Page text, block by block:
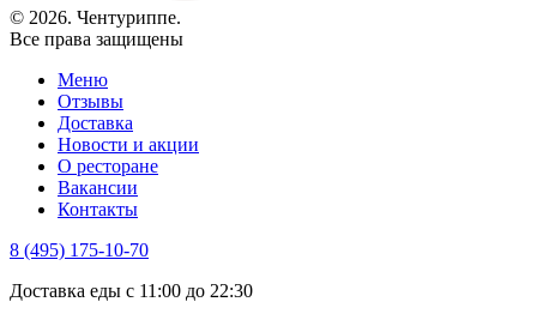
© 2026. Чентуриппе.
Все права защищены
Меню
Отзывы
Доставка
Новости и акции
О ресторане
Вакансии
Контакты
8 (495) 175-10-70
Доставка еды с 11:00 до 22:30